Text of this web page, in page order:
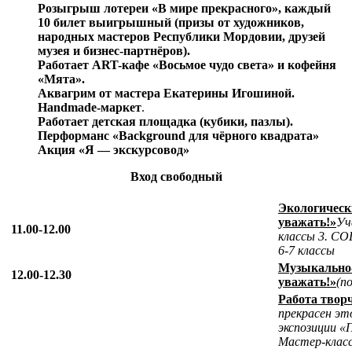
Розыгрыш лотереи «В мире прекрасного», каждый
10 билет выигрышный (призы от художников,
народных мастеров Республики Мордовии, друзей
музея и бизнес-партнёров).
Работает ART-кафе «Восьмое чудо света» и кофейня
«Мята».
Аквагрим от мастера Екатерины Игошиной.
Handmade-маркет.
Работает детская площадка (кубики, пазлы).
Перформанс «Background для чёрного квадрата»
Акция «Я — экскурсовод»
Вход свободный
11.00-12.00
уважать!»
классы 3.
6-7 классы
12.00-12.30
уважать!»
Работа
прекрасен
экспозиции
Мастер-